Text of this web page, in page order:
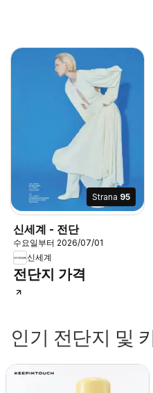
Strana 95
신세계 - 전단
수요일부터 2026/07/01
신세계
전단지 가격
인기 전단지 및